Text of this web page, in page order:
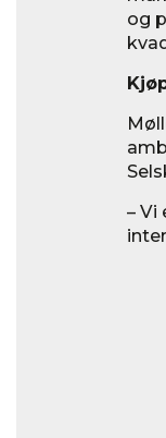
og
– Vi